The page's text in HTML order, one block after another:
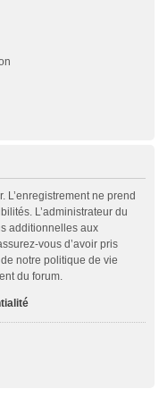
L’enregistrement ne prend
L’administrateur du
additionnelles aux
vous d’avoir pris
notre politique de vie
du forum.